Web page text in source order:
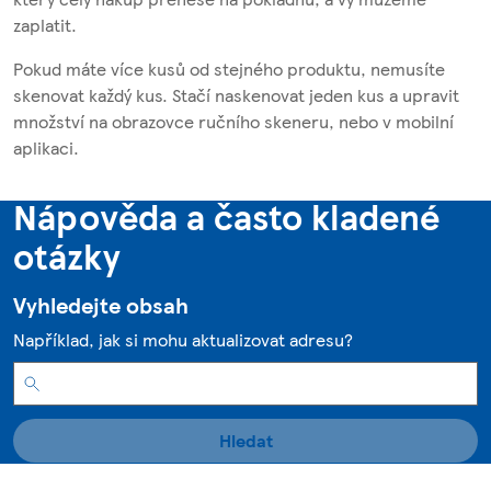
zaplatit.
Pokud máte více kusů od stejného produktu, nemusíte
skenovat každý kus. Stačí naskenovat jeden kus a upravit
množství na obrazovce ručního skeneru, nebo v mobilní
aplikaci.
Nápověda a často kladené
otázky
Vyhledejte obsah
Například, jak si mohu aktualizovat adresu?
Hledat